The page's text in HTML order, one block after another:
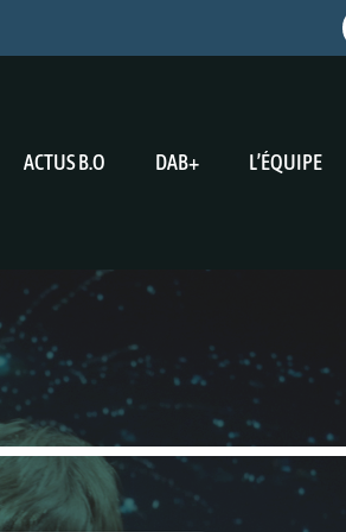
ACTUS B.O DAB+ L’ÉQUIPE